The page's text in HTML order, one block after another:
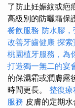
了防止妊娠紋或疤
高級別的防曬霜保
餐飲服務 防水膠
改善牙齒健康 探索
桃園植牙服務，為
打造獨一無二的宴
的保濕霜或潤膚露
時間更長。 整復
服務 皮膚的定期